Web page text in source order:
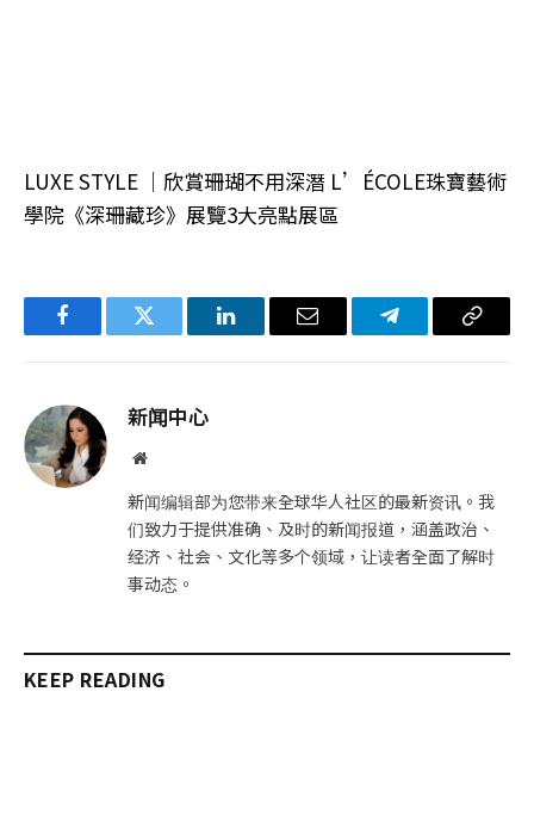
LUXE STYLE │欣賞珊瑚不用深潛 L’ÉCOLE珠寶藝術
學院《深珊藏珍》展覽3大亮點展區
FacebookTwitter LinkedIn电
Telegram复
新闻中心
网
新闻编辑部为您带来全球华人社区的最新资讯。我
们致力于提供准确、及时的新闻报道，涵盖政治、
经济、社会、文化等多个领域，让读者全面了解时
事动态。
KEEP READING